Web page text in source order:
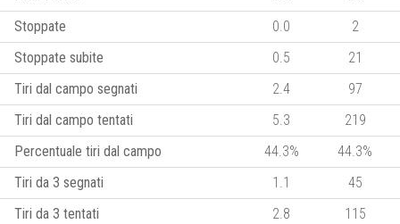
Stoppate
0.0
2
Stoppate subite
0.5
21
Tiri dal campo segnati
2.4
97
Tiri dal campo tentati
5.3
219
Percentuale tiri dal campo
44.3%
44.3%
Tiri da 3 segnati
1.1
45
Tiri da 3 tentati
2.8
115